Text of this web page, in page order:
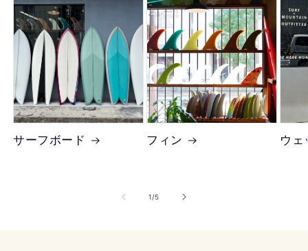
サーフボード フィン ウェ
1/の
5